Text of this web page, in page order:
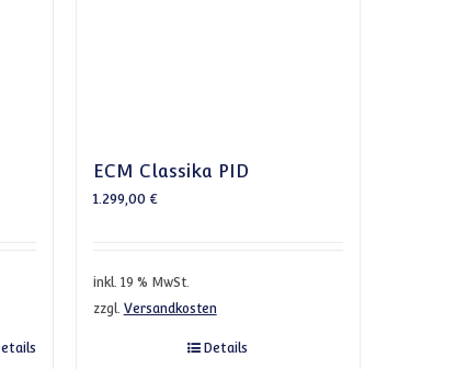
ECM Classika PID
1.299,00 €
inkl. 19 % MwSt.
zzgl. Versandkosten
Details